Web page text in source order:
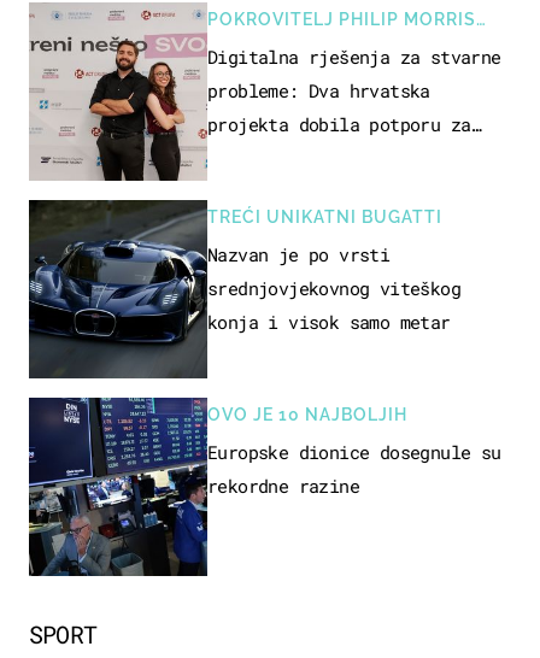
SPORT
POKROVITELJ PHILIP MORRIS
ZAGREB
Digitalna rješenja za stvarne
probleme: Dva hrvatska
projekta dobila potporu za
TREĆI UNIKATNI BUGATTI
Nazvan je po vrsti
srednjovjekovnog viteškog
konja i visok samo metar
OVO JE 10 NAJBOLJIH
Europske dionice dosegnule su
rekordne razine